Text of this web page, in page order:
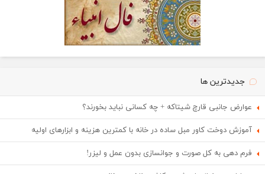
جدیدترین ها
عوارض جانبی قارچ شیتاکه + چه کسانی نباید بخورند؟
آموزش دوخت کاور مبل ساده در خانه با کمترین هزینه و ابزارهای اولیه
فرم دهی به کل صورت و جوانسازی بدون عمل و لیزر!